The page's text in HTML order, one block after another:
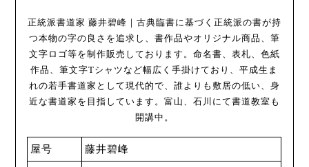
正統派書道家 藤井碧峰｜古典臨書に基づく正統派の書が持
つ本物の字の良さを追求し、書作品やオリジナル商品、筆
文字ロゴ等を制作販売しております。命名書、表札、色紙
作品、筆文字Tシャツなど幅広く手掛けており、平成生ま
れの若手書道家として現代的で、誰よりも敷居の低い、身
近な書道家を目指しています。富山、石川にて書道教室も
開講中。
屋号 藤井碧峰